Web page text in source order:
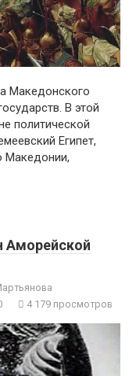
Македонского
В этой
политической
Египет,
Македонии,
Аморейской
4 179 просмотров